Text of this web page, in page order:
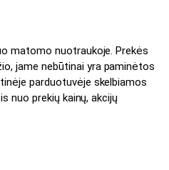
matomo nuotraukoje. Prekės
jame nebūtinai yra paminėtos
parduotuvėje skelbiamos
nuo prekių kainų, akcijų